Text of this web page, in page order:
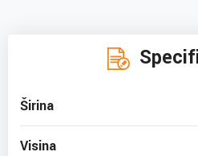
Širina
Visina